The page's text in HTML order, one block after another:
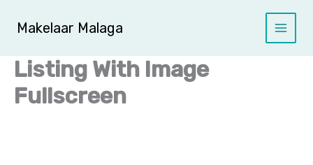
naar
inhoud
Makelaar Malaga
Listing With Image
Fullscreen